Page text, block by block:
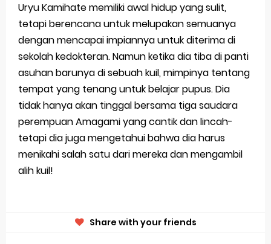
Uryu Kamihate memiliki awal hidup yang sulit,
tetapi berencana untuk melupakan semuanya
dengan mencapai impiannya untuk diterima di
sekolah kedokteran. Namun ketika dia tiba di panti
asuhan barunya di sebuah kuil, mimpinya tentang
tempat yang tenang untuk belajar pupus. Dia
tidak hanya akan tinggal bersama tiga saudara
perempuan Amagami yang cantik dan lincah-
tetapi dia juga mengetahui bahwa dia harus
menikahi salah satu dari mereka dan mengambil
alih kuil!
Share with your friends